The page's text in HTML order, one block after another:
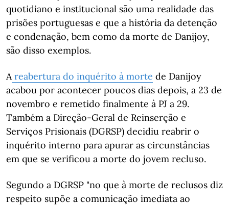
quotidiano e institucional são uma realidade das
prisões portuguesas e que a história da detenção
e condenação, bem como da morte de Danijoy,
são disso exemplos.
Areabertura do inquérito à morte de Danijoy
acabou por acontecer poucos dias depois, a 23 de
novembro e remetido finalmente à PJ a 29.
Também a Direção-Geral de Reinserção e
Serviços Prisionais (DGRSP) decidiu reabrir o
inquérito interno para apurar as circunstâncias
em que se verificou a morte do jovem recluso.
Segundo a DGRSP "no que à morte de reclusos diz
respeito supõe a comunicação imediata ao